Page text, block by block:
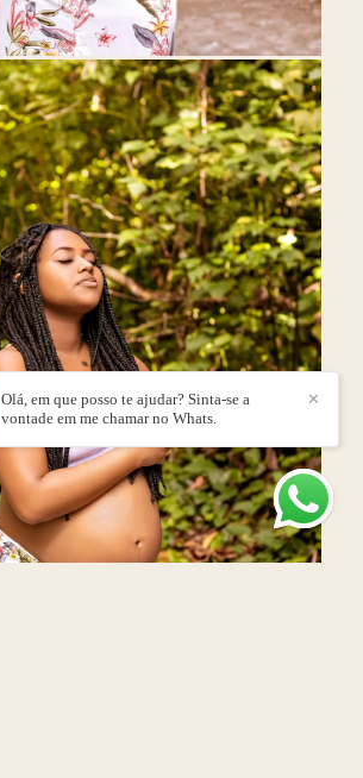
✕
Olá, em que posso te ajudar? Sinta-se a
vontade em me chamar no Whats.